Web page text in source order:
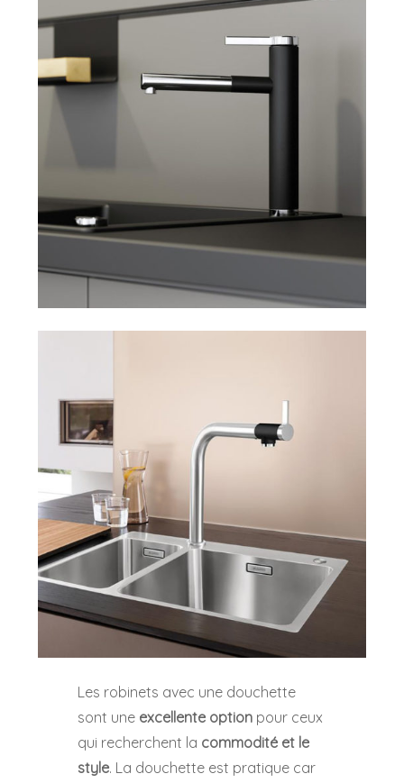
Les robinets avec une douchette
sont une excellente option pour ceux
qui recherchent la commodité et le
style. La douchette est pratique car